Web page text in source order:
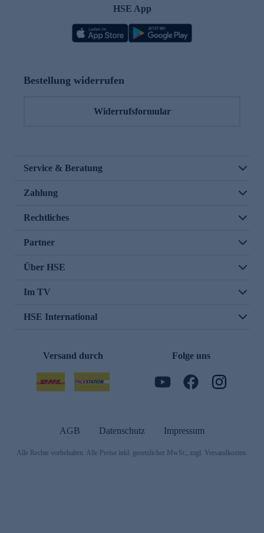
HSE App
Bestellung widerrufen
Widerrufsformular
Service & Beratung
Zahlung
Rechtliches
Partner
Über HSE
Im TV
HSE International
Versand durch Folge uns
AGB Datenschutz Impressum
Alle Rechte vorbehalten. Alle Preise inkl. gesetzlicher MwSt., zzgl. Versandkosten.